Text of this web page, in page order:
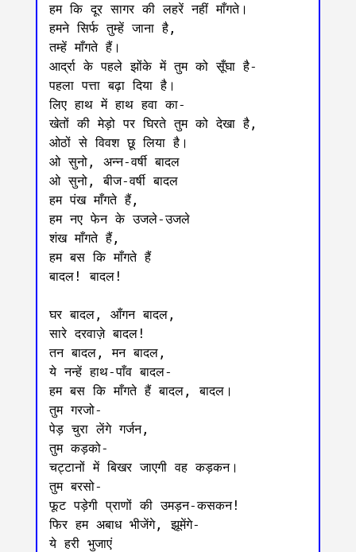
हम कि दूर सागर की लहरें नहीं माँगते।
हमने सिर्फ तुम्हें जाना है,
तम्हें माँगते हैं।
आर्द्रा के पहले झोंके में तुम को सूँघा है-
पहला पत्ता बढ़ा दिया है।
लिए हाथ में हाथ हवा का-
खेतों की मेड़ो पर घिरते तुम को देखा है,
ओठों से विवश छू लिया है।
ओ सुनो, अन्न-वर्षी बादल
ओ सुनो, बीज-वर्षी बादल
हम पंख माँगते हैं,
हम नए फेन के उजले-उजले
शंख माँगते हैं,
हम बस कि माँगते हैं
बादल! बादल!
घर बादल, आँगन बादल,
सारे दरवाज़े बादल!
तन बादल, मन बादल,
ये नन्हें हाथ-पाँव बादल-
हम बस कि माँगते हैं बादल, बादल।
तुम गरजो-
पेड़ चुरा लेंगे गर्जन,
तुम कड़को-
चट्टानों में बिखर जाएगी वह कड़कन।
तुम बरसो-
फूट पड़ेगी प्राणों की उमड़न-कसकन!
फिर हम अबाध भीजेंगे, झूमेंगे-
ये हरी भुजाएं